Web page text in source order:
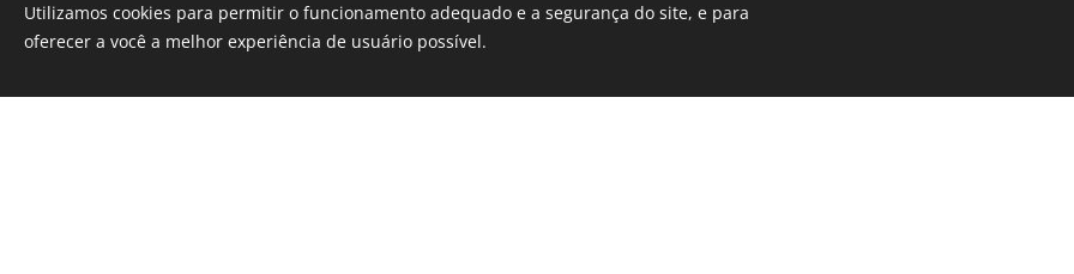
Utilizamos cookies para permitir o funcionamento adequado e a segurança do site, e para
oferecer a você a melhor experiência de usuário possível.